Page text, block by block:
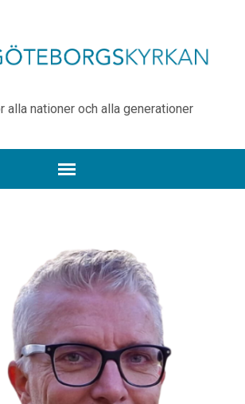
alla nationer och alla generationer